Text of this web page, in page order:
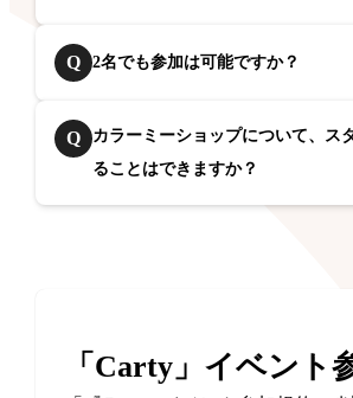
Q 2名でも参加は可能ですか？
Q
カラーミーショップについて、ス
ることはできますか？
「Carty」イベント